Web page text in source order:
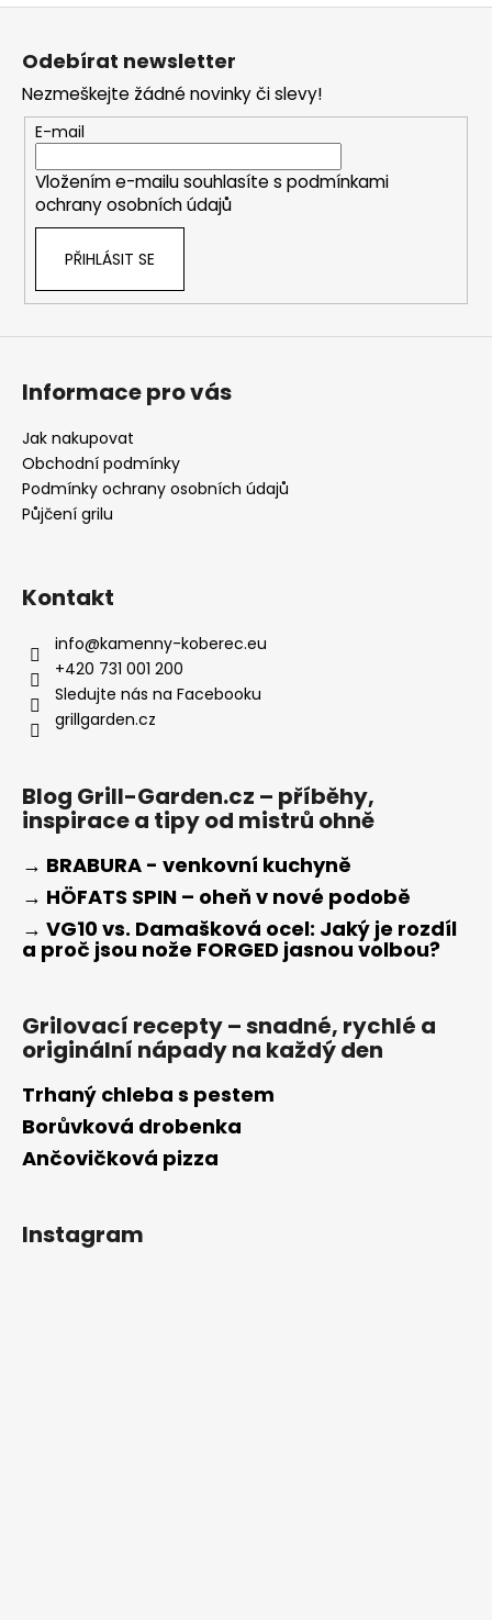
Z
Odebírat newsletter
Nezmeškejte žádné novinky či slevy!
E-mail
Vložením e-mailu souhlasíte s podmínkami
ochrany osobních údajů
PŘIHLÁSIT SE
Informace pro vás
Jak nakupovat
Obchodní podmínky
Podmínky ochrany osobních údajů
Půjčení grilu
Kontakt
info@kamenny-koberec.eu
+420 731 001 200
Sledujte nás na Facebooku
grillgarden.cz
Blog Grill-Garden.cz – příběhy,
inspirace a tipy od mistrů ohně
→ BRABURA - venkovní kuchyně
→ HÖFATS SPIN – oheň v nové podobě
→ VG10 vs. Damašková ocel: Jaký je rozdíl
a proč jsou nože FORGED jasnou volbou?
Grilovací recepty – snadné, rychlé a
originální nápady na každý den
Trhaný chleba s pestem
Borůvková drobenka
Ančovičková pizza
Instagram